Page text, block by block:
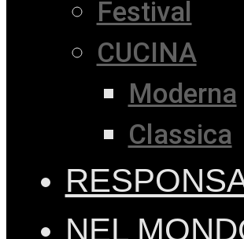
Festival
CUCINA
Moderna
Classica
NEL